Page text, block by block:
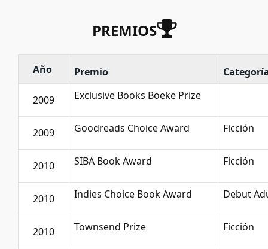
PREMIOS
Año Premio
2009 Exclusive Books Boeke Prize
2009 Goodreads Choice Award Ficción
2010 SIBA Book Award Ficción
2010 Indies Choice Book Award Debut
2010 Townsend Prize Ficción